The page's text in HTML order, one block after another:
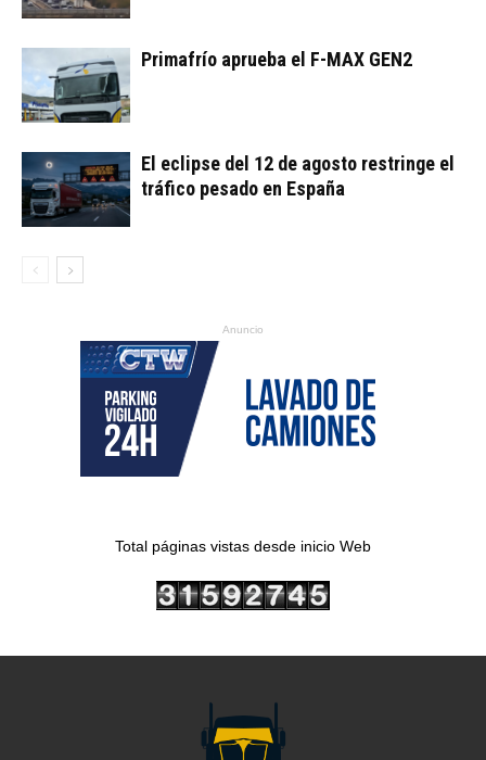
Primafrío aprueba el F-MAX GEN2
El eclipse del 12 de agosto restringe el
tráfico pesado en España
Anuncio
Total páginas vistas desde inicio Web